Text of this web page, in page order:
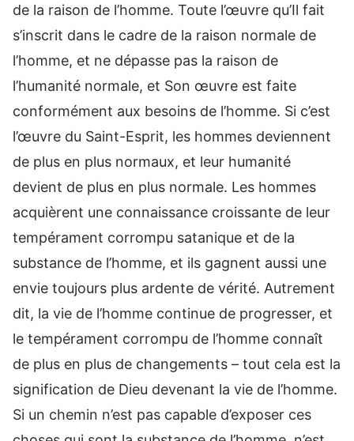
de la raison de l’homme. Toute l’œuvre qu’Il fait
s’inscrit dans le cadre de la raison normale de
l’homme, et ne dépasse pas la raison de
l’humanité normale, et Son œuvre est faite
conformément aux besoins de l’homme. Si c’est
l’œuvre du Saint-Esprit, les hommes deviennent
de plus en plus normaux, et leur humanité
devient de plus en plus normale. Les hommes
acquièrent une connaissance croissante de leur
tempérament corrompu satanique et de la
substance de l’homme, et ils gagnent aussi une
envie toujours plus ardente de vérité. Autrement
dit, la vie de l’homme continue de progresser, et
le tempérament corrompu de l’homme connaît
de plus en plus de changements – tout cela est la
signification de Dieu devenant la vie de l’homme.
Si un chemin n’est pas capable d’exposer ces